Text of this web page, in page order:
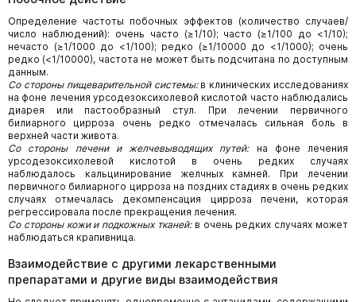
Определение частоты побочных эффектов (количество случаев/
число наблюдений): очень часто (≥1/10); часто (≥1/100 до <1/10);
нечасто (≥1/1000 до <1/100); редко (≥1/10000 до <1/1000); очень
редко (<1/10000), частота не может быть подсчитана по доступным
данным.
Со стороны пищеварительной системы: в клинических исследованиях
на фоне лечения урсодезоксихолевой кислотой часто наблюдались
диарея или пастообразный стул. При лечении первичного
билиарного цирроза очень редко отмечалась сильная боль в
верхней части живота.
Со стороны печени и желчевыводящих путей: на фоне лечения
урсодезоксихолевой кислотой в очень редких случаях
наблюдалось кальцинирование желчных камней. При лечении
первичного билиарного цирроза на поздних стадиях в очень редких
случаях отмечалась декомпенсация цирроза печени, которая
регрессировала после прекращения лечения.
Со стороны кожи и подкожных тканей: в очень редких случаях может
наблюдаться крапивница.
Взаимодействие с другими лекарственными
препаратами и другие виды взаимодействия